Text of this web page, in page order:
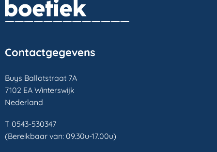
Contactgegevens
Buys Ballotstraat 7A
7102 EA Winterswijk
Nederland
T 0543-530347
(Bereikbaar van: 09.30u-17.00u)